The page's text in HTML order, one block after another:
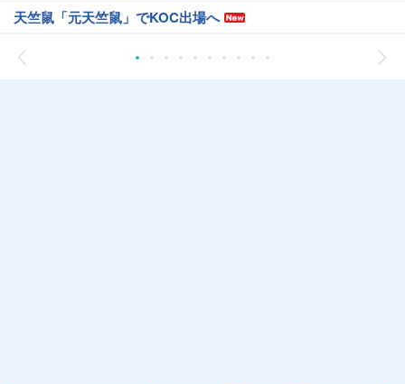
天竺鼠「元天竺鼠」でKOC出場へ